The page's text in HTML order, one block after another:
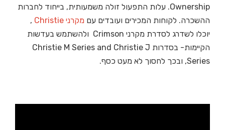
Ownership. עלות התפעול זולה משמעותית, בייחוד לחברות
ההשכרה. לקוחות המכירים ועובדים עם מקרני Christie
,
יוכלו לשדרג לסדרת מקרני Crimson ולהשתמש בעדשות
הקיימות- בסדרות Christie M Series and Christie J
Series, ובכך לחסוך לא מעט כסף.